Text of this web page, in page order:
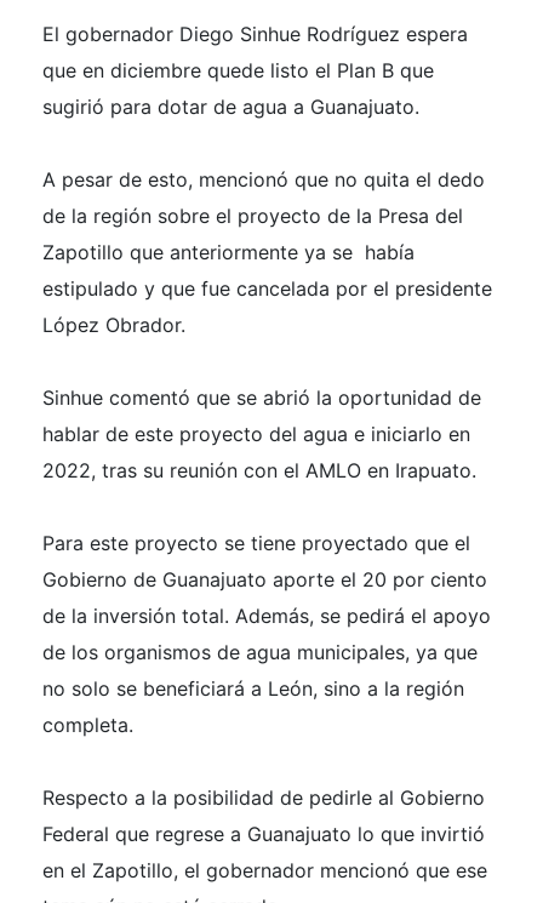
El gobernador Diego Sinhue Rodríguez espera
que en diciembre quede listo el Plan B que
sugirió para dotar de agua a Guanajuato.
A pesar de esto, mencionó que no quita el dedo
de la región sobre el proyecto de la Presa del
Zapotillo que anteriormente ya se había
estipulado y que fue cancelada por el presidente
López Obrador.
Sinhue comentó que se abrió la oportunidad de
hablar de este proyecto del agua e iniciarlo en
2022, tras su reunión con el AMLO en Irapuato.
Para este proyecto se tiene proyectado que el
Gobierno de Guanajuato aporte el 20 por ciento
de la inversión total. Además, se pedirá el apoyo
de los organismos de agua municipales, ya que
no solo se beneficiará a León, sino a la región
completa.
Respecto a la posibilidad de pedirle al Gobierno
Federal que regrese a Guanajuato lo que invirtió
en el Zapotillo, el gobernador mencionó que ese